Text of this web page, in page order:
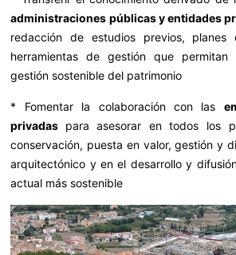
administraciones públicas y entidades
redacción de estudios previos, planes
herramientas de gestión que permitan
gestión sostenible del patrimonio
* Fomentar la colaboración con las
privadas para asesorar en todos los
conservación, puesta en valor, gestión y
arquitectónico y en el desarrollo y
actual más sostenible